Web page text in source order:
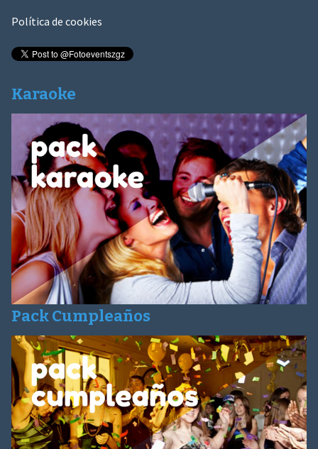
Política de cookies
Karaoke
Pack Cumpleaños